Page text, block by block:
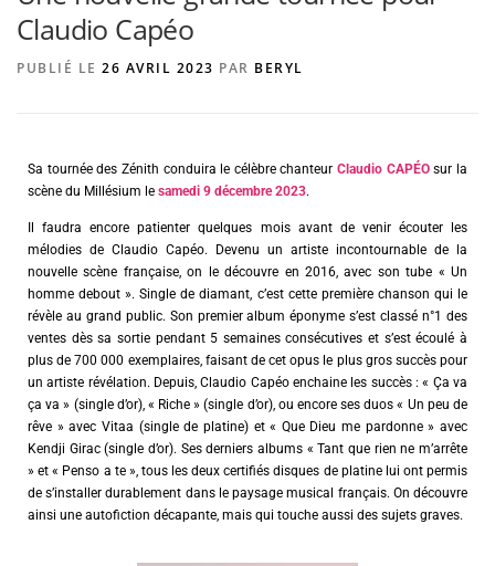
AGENCE DE PUBLICITÉ
Claudio Capéo
PUBLIÉ LE 26 AVRIL 2023 PAR BERYL
Sa tournée des Zénith conduira le célèbre chanteurClaudio CAPÉOsur la
scène du Millésium le samedi 9 décembre 2023.
Il faudra encore patienter quelques mois avant de venir écouter les
mélodies de Claudio Capéo. Devenu un artiste incontournable de la
nouvelle scène française, on le découvre en 2016, avec son tube « Un
homme debout ». Single de diamant, c’est cette première chanson qui le
révèle au grand public. Son premier album éponyme s’est classé n°1 des
ventes dès sa sortie pendant 5 semaines consécutives et s’est écoulé à
plus de 700 000 exemplaires, faisant de cet opus le plus gros succès pour
un artiste révélation. Depuis, Claudio Capéo enchaine les succès : « Ça va
ça va » (single d’or), « Riche » (single d’or), ou encore ses duos « Un peu de
rêve » avec Vitaa (single de platine) et « Que Dieu me pardonne » avec
Kendji Girac (single d’or). Ses derniers albums « Tant que rien ne m’arrête
» et « Penso a te », tous les deux certifiés disques de platine lui ont permis
de s’installer durablement dans le paysage musical français. On découvre
ainsi une autofiction décapante, mais qui touche aussi des sujets graves.